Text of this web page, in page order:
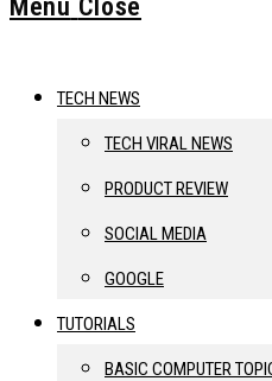
Search
Menu Close
TECH NEWS
TECH VIRAL NEWS
PRODUCT REVIEW
SOCIAL MEDIA
GOOGLE
TUTORIALS
BASIC COMPUTER